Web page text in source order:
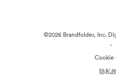
©2026 Brandfolder, Inc.
·
Cookie
隐私